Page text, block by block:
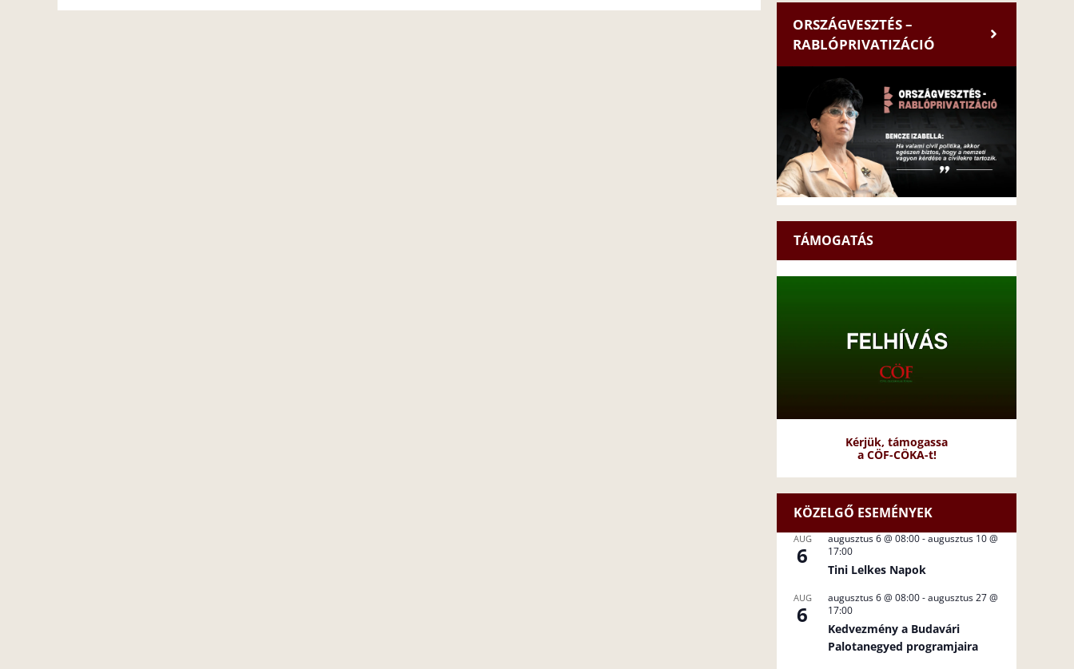
ORSZÁGVESZTÉS –
RABLÓPRIVATIZÁCIÓ
TÁMOGATÁS
Kérjük, támogassa
a CÖF-CÖKA-t!
KÖZELGŐ ESEMÉNYEK
AUG
6
augusztus 6 @ 08:00-augusztus 10 @
17:00
Tini Lelkes Napok
AUG
6
augusztus 6 @ 08:00-augusztus 27 @
17:00
Kedvezmény a Budavári
Palotanegyed programjaira